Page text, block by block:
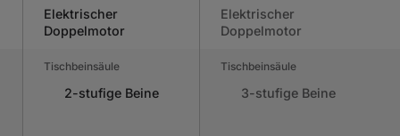
Elektrischer
Doppelmotor
Elektrischer
Doppelmotor
Tischbeinsäule
2-stufige Beine
Tischbeinsäule
3-stufige Beine